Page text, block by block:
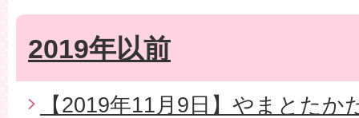
2019年以前
【2019年11月9日】やまとた